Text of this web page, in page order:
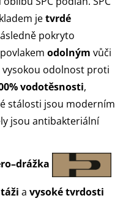
jetvrdé
pokryto
odolným vůči
odolnost proti
vodotěsnosti,
stálosti jsou moderním
jsou antibakteriální
a vysoké tvrdosti